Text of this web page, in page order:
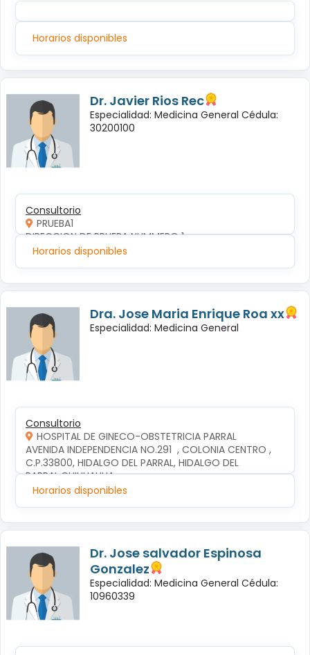
Horarios disponibles
Dr. Javier Rios Rec
Especialidad: Medicina General Cédula:
30200100
Consultorio
PRUEBA1
DIRECCION DE PRUEBA NUMMERO 1
Horarios disponibles
Dra. Jose Maria Enrique Roa xx
Especialidad: Medicina General
Consultorio
HOSPITAL DE GINECO-OBSTETRICIA PARRAL
AVENIDA INDEPENDENCIA NO.291  , COLONIA CENTRO ,
C.P.33800, HIDALGO DEL PARRAL, HIDALGO DEL
PARRAL,CHIHUAHUA
Horarios disponibles
Dr. Jose salvador Espinosa
Gonzalez
Especialidad: Medicina General Cédula:
10960339